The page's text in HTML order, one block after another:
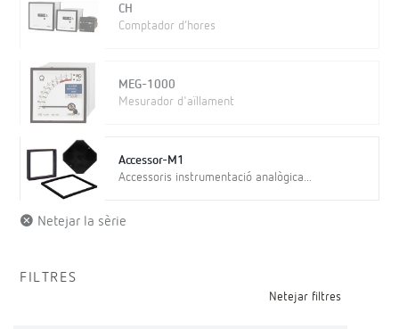
CH
Comptador d’hores
MEG-1000
Mesurador d'aïllament
Accessor-M1
Accessoris instrumentació analògica...
Netejar la sèrie
FILTRES
Netejar filtres